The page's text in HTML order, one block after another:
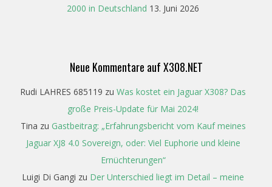
2000 in Deutschland 13. Juni 2026
Neue Kommentare auf X308.NET
Rudi LAHRES 685119 zu Was kostet ein Jaguar X308? Das
große Preis-Update für Mai 2024!
Tina zu Gastbeitrag: „Erfahrungsbericht vom Kauf meines
Jaguar XJ8 4.0 Sovereign, oder: Viel Euphorie und kleine
Ernüchterungen“
Luigi Di Gangi zu Der Unterschied liegt im Detail – meine